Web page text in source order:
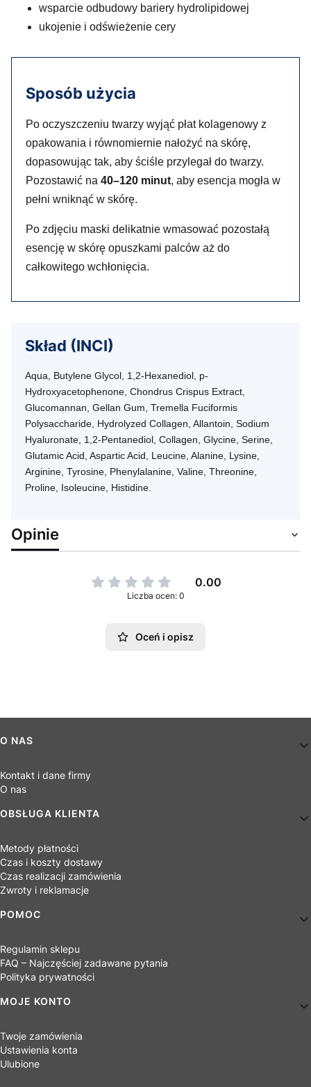
wsparcie odbudowy bariery hydrolipidowej
ukojenie i odświeżenie cery
Sposób użycia
Po oczyszczeniu twarzy wyjąć płat kolagenowy z
opakowania i równomiernie nałożyć na skórę,
dopasowując tak, aby ściśle przylegał do twarzy.
Pozostawić na 40–120 minut, aby esencja mogła w
pełni wniknąć w skórę.
Po zdjęciu maski delikatnie wmasować pozostałą
esencję w skórę opuszkami palców aż do
całkowitego wchłonięcia.
Skład (INCI)
Aqua, Butylene Glycol, 1,2-Hexanediol, p-
Hydroxyacetophenone, Chondrus Crispus Extract,
Glucomannan, Gellan Gum, Tremella Fuciformis
Polysaccharide, Hydrolyzed Collagen, Allantoin, Sodium
Hyaluronate, 1,2-Pentanediol, Collagen, Glycine, Serine,
Glutamic Acid, Aspartic Acid, Leucine, Alanine, Lysine,
Arginine, Tyrosine, Phenylalanine, Valine, Threonine,
Proline, Isoleucine, Histidine.
Opinie
0.00
Liczba ocen: 0
Oceń i opisz
Linki w stopce
O NAS
Kontakt i dane firmy
O nas
OBSŁUGA KLIENTA
Metody płatności
Czas i koszty dostawy
Czas realizacji zamówienia
Zwroty i reklamacje
POMOC
Regulamin sklepu
FAQ – Najczęściej zadawane pytania
Polityka prywatności
MOJE KONTO
Twoje zamówienia
Ustawienia konta
Ulubione